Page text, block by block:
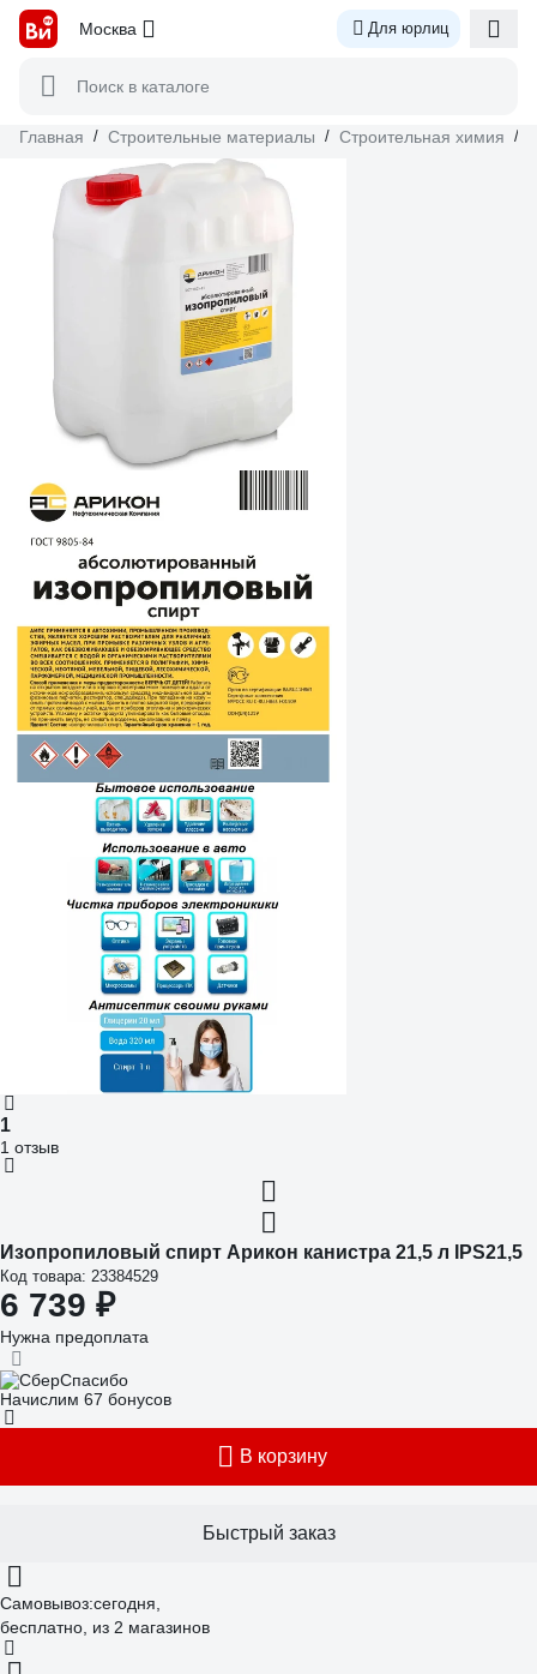
Москва Для юрлиц
Поиск в каталоге
Главная / Строительные материалы / Строительная химия /
1
1 отзыв
Изопропиловый спирт Арикон канистра 21,5 л IPS21,5
Код товара: 23384529
6 739 ₽
Нужна предоплата
Начислим 67 бонусов
В корзину
Быстрый заказ
Самовывоз:сегодня,
бесплатно , из 2 магазинов